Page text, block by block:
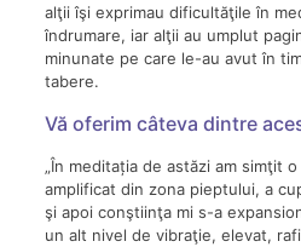
alţii îşi exprimau dificultăţile în
îndrumare, iar alţii au umplut
minunate pe care le-au avut în
tabere.
Vă oferim câteva dintre
„În meditația de astăzi am simţit
amplificat din zona pieptului, a
şi apoi conştiinţa mi s-a
un alt nivel de vibraţie, elevat,